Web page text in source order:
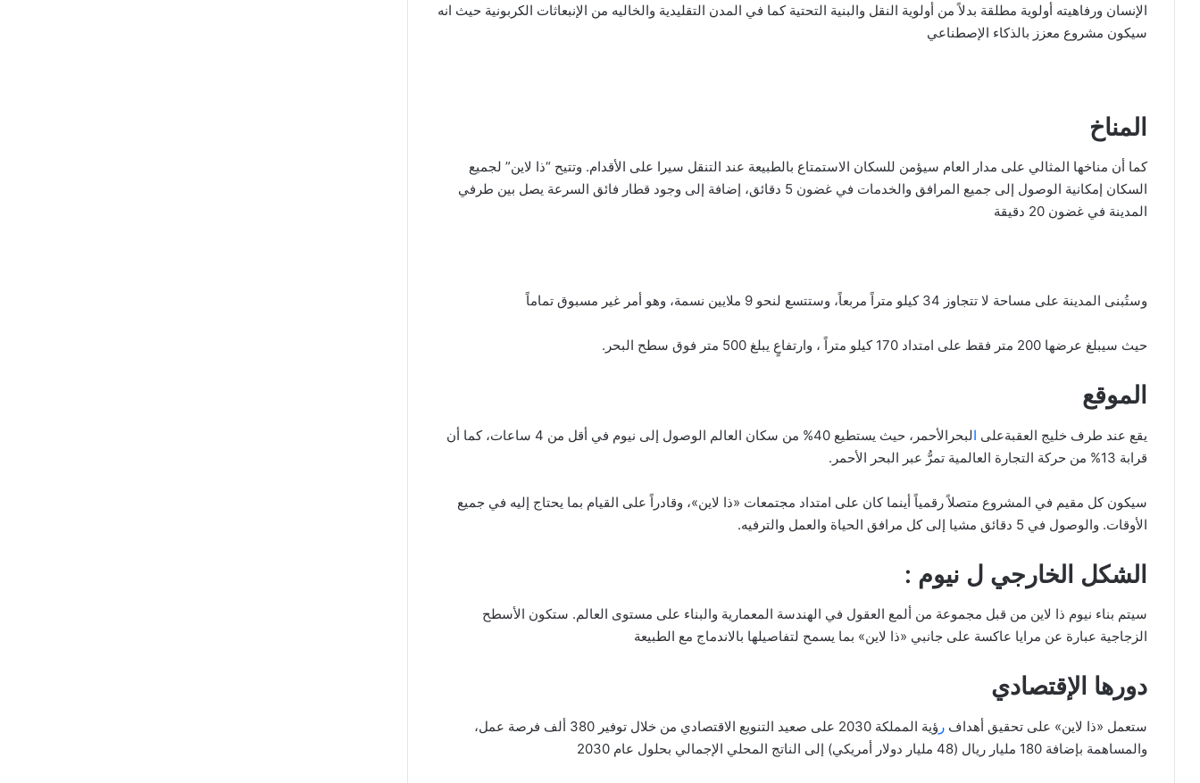
الإنسان ورفاهيته أولوية مطلقة بدلاً من أولوية النقل والبنية التحتية كما في المدن التقليدية والخاليه من الإنبعاثات الكربونية حيث انه
سيكون مشروع معزز بالذكاء الإصطناعي
المناخ
كما أن مناخها المثالي على مدار العام سيؤمن للسكان الاستمتاع بالطبيعة عند التنقل سيرا على الأقدام. وتتيح “ذا لاين” لجميع
السكان إمكانية الوصول إلى جميع المرافق والخدمات في غضون 5 دقائق، إضافة إلى وجود قطار فائق السرعة يصل بين طرفي
المدينة في غضون 20 دقيقة
وستُبنى المدينة على مساحة لا تتجاوز 34 كيلو متراً مربعاً، وستتسع لنحو 9 ملايين نسمة، وهو أمر غير مسبوق تماماً
حيث سيبلغ عرضها 200 متر فقط على امتداد 170 كيلو متراً ، وارتفاعٍ يبلغ 500 متر فوق سطح البحر.
الموقع
يقع عند طرف خليج العقبةعلى ا
لبحرالأحمر، حيث يستطيع 40% من سكان العالم الوصول إلى نيوم في أقل من 4 ساعات، كما أن
قرابة 13% من حركة التجارة العالمية تمرُّ عبر البحر الأحمر.
سيكون كل مقيم في المشروع متصلاً رقمياً أينما كان على امتداد مجتمعات «ذا لاين»، وقادراً على القيام بما يحتاج إليه في جميع
الأوقات. والوصول في 5 دقائق مشيا إلى كل مرافق الحياة والعمل والترفيه.
الشكل الخارجي ل نيوم :
سيتم بناء نيوم ذا لاين من قبل مجموعة من ألمع العقول في الهندسة المعمارية والبناء على مستوى العالم. ستكون الأسطح
الزجاجية عبارة عن مرايا عاكسة على جانبي «ذا لاين» بما يسمح لتفاصيلها بالاندماج مع الطبيعة
دورها الإقتصادي
ستعمل «ذا لاين» على تحقيق أهدافر
ؤية المملكة 2030 على صعيد التنويع الاقتصادي من خلال توفير 380 ألف فرصة عمل،
والمساهمة بإضافة 180 مليار ريال (48 مليار دولار أمريكي) إلى الناتج المحلي الإجمالي بحلول عام 2030